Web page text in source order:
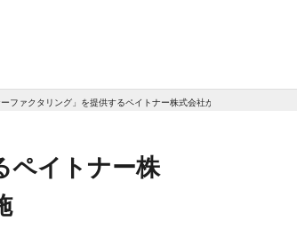
ーファクタリング」を提供するペイトナー株式会社が2025年1月23日に資
ペイトナー株